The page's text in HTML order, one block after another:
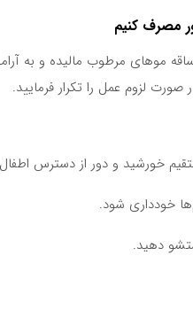
مصرف کنیم
موهای مرطوب مالیده و به
خورشید و دور از دسترس اطفال
خودداری شود.
دهید.